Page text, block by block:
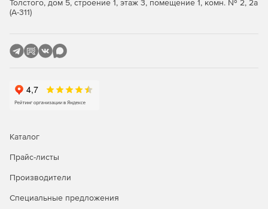
Толстого, дом 5, строение 1, этаж 3, помещение 1, комн. № 2, 2а
(А-311)
Каталог
Прайс-листы
Производители
Специальные предложения